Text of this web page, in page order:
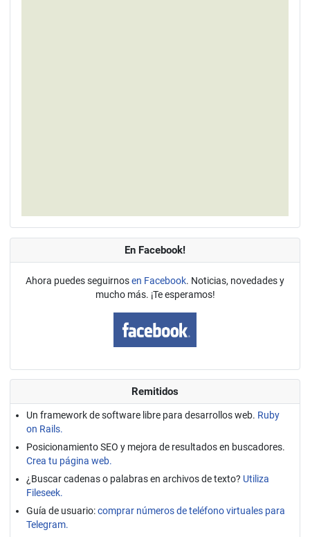
En Facebook!
Ahora puedes seguirnosen Facebook. Noticias, novedades y
mucho más. ¡Te esperamos!
Remitidos
Un framework de software libre para desarrollos web. Ruby
on Rails.
Posicionamiento SEO y mejora de resultados en buscadores.
Crea tu página web.
¿Buscar cadenas o palabras en archivos de texto? Utiliza
Fileseek.
Guía de usuario:comprar números de teléfono virtuales para
Telegram.